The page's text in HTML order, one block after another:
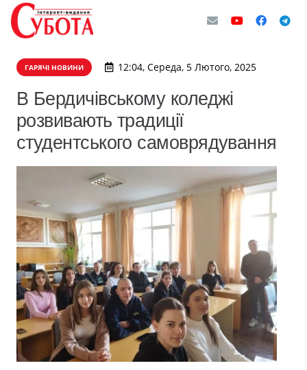
ГАРЯЧІ НОВИНИ 12:04, Середа, 5 Лютого, 2025
В Бердичівському коледжі
розвивають традиції
студентського самоврядування